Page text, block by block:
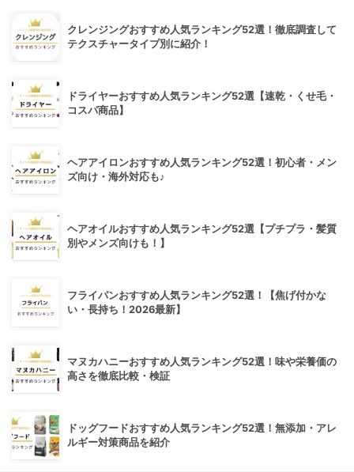
クレンジングおすすめ人気ランキング52選！徹底調査して
テクスチャータイプ別に紹介！
ドライヤーおすすめ人気ランキング52選【速乾・くせ毛・
コスパ商品】
ヘアアイロンおすすめ人気ランキング52選！初心者・メン
ズ向け・海外対応も♪
ヘアオイルおすすめ人気ランキング52選【プチプラ・髪質
別やメンズ向けも！】
フライパンおすすめ人気ランキング52選！【焦げ付かな
い・長持ち！2026最新】
マヌカハニーおすすめ人気ランキング52選！味や栄養価の
高さを徹底比較・検証
ドッグフードおすすめ人気ランキング52選！無添加・アレ
ルギー対策商品を紹介